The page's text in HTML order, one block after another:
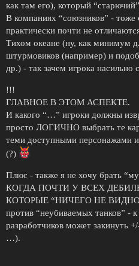
как там его), который
В компаниях “союзников” -
практически почти не
Тихом океане (ну, как минимум
штурмовиков (например) и
др.) - так зачем игрока
!!!
ГЛАВНОЕ В ЭТОМ АСПЕКТЕ.
И какого “…” игроки должны
просто ЛОГИЧНО выбрать те
теми доступными персонажами
(?)
Плюс - также я не хочу брать
КОГДА ПОЧТИ У ВСЕХ
КОТОРЫЕ “НИЧЕГО НЕ
против “неубиваемых танков” -
разработчиков может закинуть
…).